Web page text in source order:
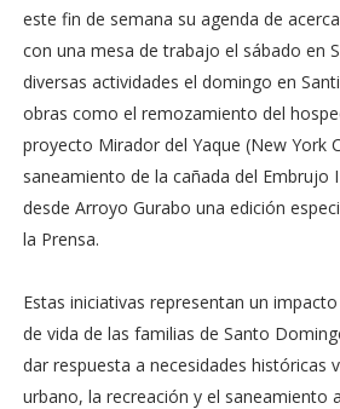
este fin de semana su agenda de
con una mesa de trabajo el sábado en
diversas actividades el domingo en
obras como el remozamiento del
proyecto Mirador del Yaque (New York
saneamiento de la cañada del Embrujo
desde Arroyo Gurabo una edición
la Prensa.
Estas iniciativas representan un
de vida de las familias de Santo
dar respuesta a necesidades históricas
urbano, la recreación y el saneamiento